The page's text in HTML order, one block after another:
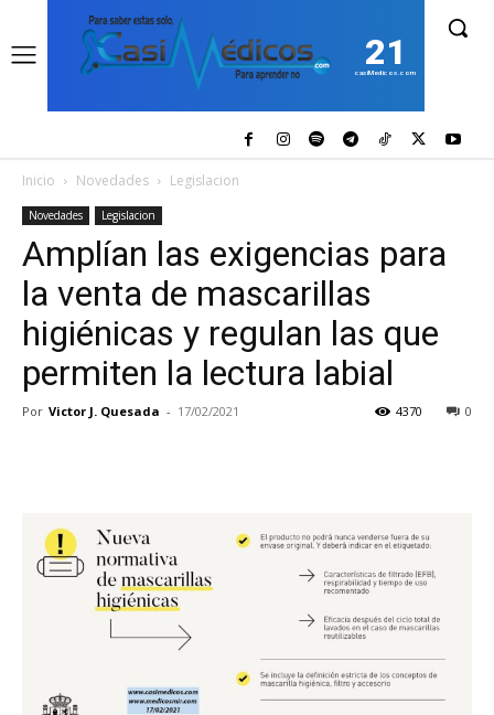
21
casiMedicos.com
Inicio Novedades Legislacion
Novedades Legislacion
Amplían las exigencias para
la venta de mascarillas
higiénicas y regulan las que
permiten la lectura labial
Por Victor J. Quesada - 17/02/2021 0
4370